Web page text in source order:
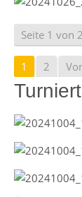
Seite 1 von 2
1 2